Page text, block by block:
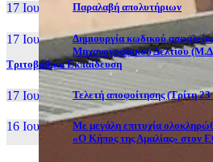
17 Ιουν, 26 Παραλαβή απολυτήριων
17 Ιουν, 26
Δημιουργία κωδικού
Μηχανογραφικού Δελτίου
Τριτοβάθμια Εκπαίδευση
17 Ιουν, 26 Τελετή αποφοίτησης (Τρίτη
16 Ιουν, 26
Με μεγάλη επιτυχία
«Ο Κήπος της Αμαλίας» στον